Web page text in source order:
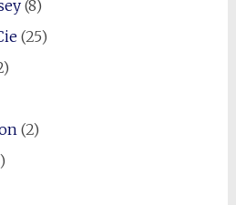
(8)
(25)
(2)